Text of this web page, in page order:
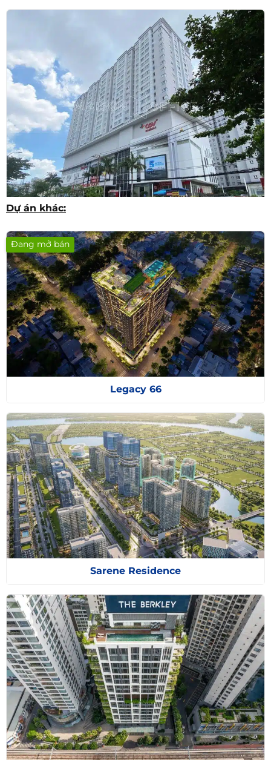
Dự án khác:
Đang mở bán
Legacy 66
Sarene Residence